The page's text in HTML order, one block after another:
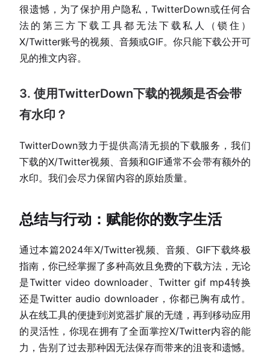
很遗憾，为了保护用户隐私，TwitterDown或任何合
法的第三方下载工具都无法下载私人（锁住）
X/Twitter账号的视频、音频或GIF。你只能下载公开可
见的推文内容。
3. 使用TwitterDown下载的视频是否会带
有水印？
TwitterDown致力于提供高清无损的下载服务，我们
下载的X/Twitter视频、音频和GIF通常不会带有额外的
水印。我们会尽力保留内容的原始质量。
总结与行动：赋能你的数字生活
通过本篇2024年X/Twitter视频、音频、GIF下载终极
指南，你已经掌握了多种高效且免费的下载方法，无论
是Twitter video downloader、Twitter gif mp4转换
还是Twitter audio downloader，你都已胸有成竹。
从在线工具的便捷到浏览器扩展的无缝，再到移动应用
的灵活性，你现在拥有了全面掌控X/Twitter内容的能
力，告别了过去那种因无法保存而带来的沮丧和遗憾。